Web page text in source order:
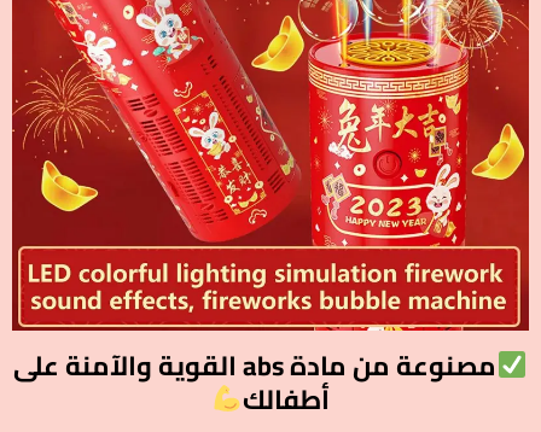
مصنوعة من مادة abs القوية والآمنة على
أطفالك